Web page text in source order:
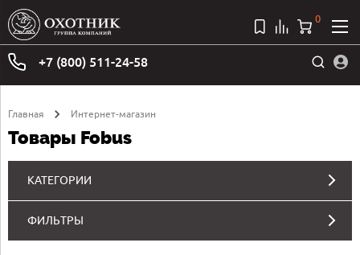
+7 (800) 511-24-58
0
Главная Интернет-магазин
Товары Fobus
КАТЕГОРИИ
ФИЛЬТРЫ